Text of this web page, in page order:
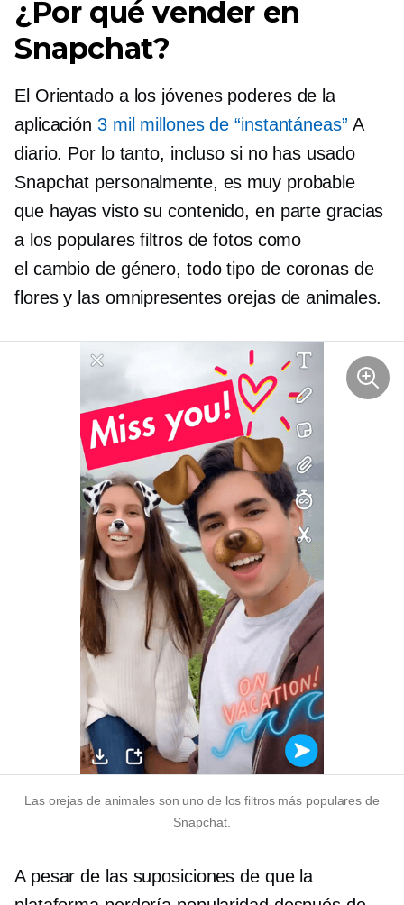
¿Por qué vender en
Snapchat?
El Orientado a los jóvenespoderes de la
aplicación 3 mil millones de “instantáneas” A
diario. Por lo tanto, incluso si no has usado
Snapchat personalmente, es muy probable
que hayas visto su contenido, en parte gracias
a los populares filtros de fotos como
el cambio de género, todo tipo de coronas de
flores y las omnipresentes orejas de animales.
Las orejas de animales son uno de los filtros más populares de
Snapchat.
A pesar de las suposiciones de que la